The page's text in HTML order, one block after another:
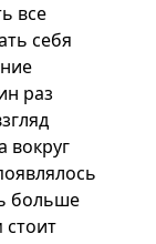
все
себя
раз
вокруг
больше